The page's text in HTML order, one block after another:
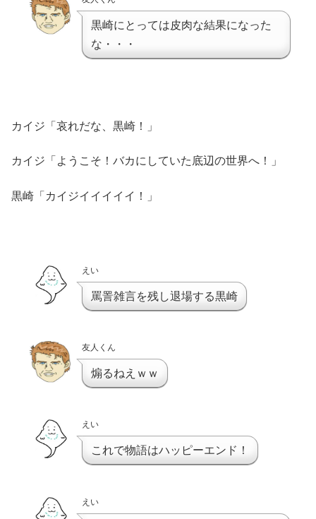
黒崎にとっては皮肉な結果になった
な・・・
カイジ「哀れだな、黒崎！」
カイジ「ようこそ！バカにしていた底辺の世界へ！」
黒崎「カイジイイイイイ！」
えい
罵詈雑言を残し退場する黒崎
友人くん
煽るねえｗｗ
えい
これで物語はハッピーエンド！
えい